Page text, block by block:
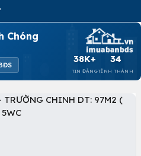
Chóng
38K+
TIN ĐĂNG
34
TỈNH THÀNH